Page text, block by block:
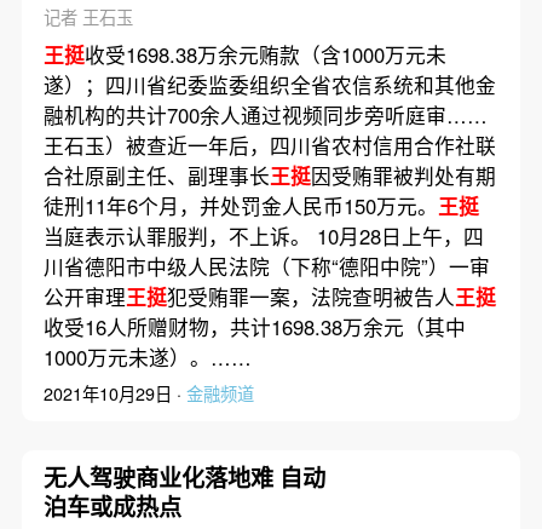
记者 王石玉
王挺收受1698.38万余元贿款（含1000万元未
遂）；四川省纪委监委组织全省农信系统和其他金
融机构的共计700余人通过视频同步旁听庭审……
王石玉）被查近一年后，四川省农村信用合作社联
合社原副主任、副理事长王挺因受贿罪被判处有期
徒刑11年6个月，并处罚金人民币150万元。 王挺
当庭表示认罪服判，不上诉。 10月28日上午，四
川省德阳市中级人民法院（下称“德阳中院”）一审
公开审理王挺犯受贿罪一案，法院查明被告人王挺
收受16人所赠财物，共计1698.38万余元（其中
1000万元未遂）。……
2021年10月29日 · 金融频道
无人驾驶商业化落地难 自动
泊车或成热点